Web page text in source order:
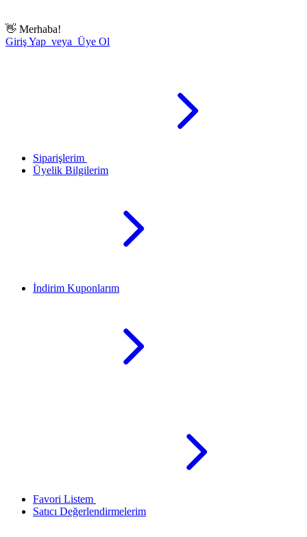
👋 Merhaba!
Giriş Yap veya Üye Ol
Siparişlerim
Üyelik Bilgilerim
İndirim Kuponlarım
Favori Listem
Satıcı Değerlendirmelerim